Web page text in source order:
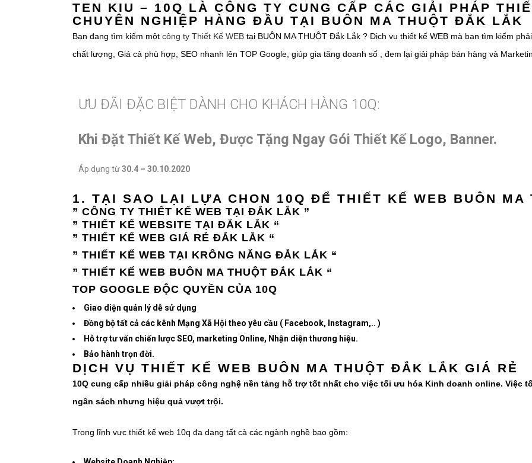
TEN KIU – 10Q LÀ CÔNG TY CUNG CẤP CÁC GIẢI PHÁP
CHUYÊN NGHIỆP HÀNG ĐẦU TẠI BUÔN MA THUỘT ĐẮK LẮK
Bạn đang tìm kiếm một công ty Thiết Kế WEB tại BUÔN MA THUỘT Đắk Lắk ? Dịch vụ thiết kế WEB mà bạn tìm kiếm
chất lượng, Giá cả phù hợp, SEO nhanh lên TOP Google, giúp gia tăng doanh số , đem lại giải pháp bán hàng và
ƯU ĐÃI ĐẶC BIỆT DÀNH CHO KHÁCH HÀNG 10Q:
Khi Đặt Thiết Kế Web, Được Tặng Ngay Gói Thiết Kế Logo, Banner.
Áp dụng từ30.4 – 30.10.2020
1. TẠI SAO LẠI LỰA CHON 10Q ĐỂ THIẾT KẾ WEB BUÔN
” CÔNG TY THIẾT KẾ WEB TẠI ĐẮK LẮK ”
” THIẾT KẾ WEBSITE TẠI ĐẮK LẮK “
” THIẾT KẾ WEB GIÁ RẺ ĐẮK LẮK “
” THIẾT KẾ WEB TẠI KRÔNG NĂNG ĐẮK LẮK “
” THIẾT KẾ WEB BUÔN MA THUỘT ĐẮK LẮK “
TOP GOOGLE ĐỘC QUYỀN CỦA 10Q
Giao diện quản lý dễ sử dụng
Đồng bộ tất cả các kênh Mạng Xã Hội theo yêu cầu ( Facebook, Instagram,.. )
Hỗ trợ tư vấn chiến lược SEO, marketing Online, Nhận diện thương hiệu.
Bảo hành trọn đời.
DỊCH VỤ THIẾT KẾ WEB BUÔN MA THUỘT ĐẮK LẮK GIÁ RẺ
10Q cung cấp nhiều giải pháp công nghệ nền tảng hỗ trợ tốt nhất cho việc tối ưu hóa Kinh doanh online. Việc
ngân sách nhưng hiệu quả vượt trội.
Trong lĩnh vực thiết kế web 10q đa dạng tất cả các ngành nghề bao gồm: